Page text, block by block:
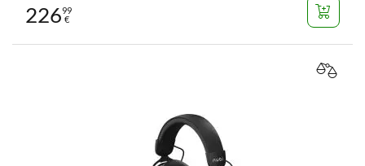
22699
€